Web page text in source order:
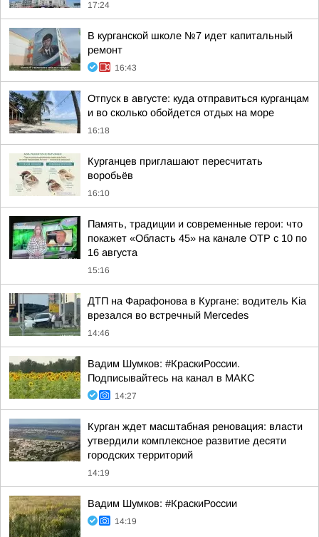
17:24
В курганской школе №7 идет капитальный
ремонт
16:43
Отпуск в августе: куда отправиться курганцам
и во сколько обойдется отдых на море
16:18
Курганцев приглашают пересчитать
воробьёв
16:10
Память, традиции и современные герои: что
покажет «Область 45» на канале ОТР с 10 по
16 августа
15:16
ДТП на Фарафонова в Кургане: водитель Kia
врезался во встречный Mercedes
14:46
Вадим Шумков: #КраскиРоссии.
Подписывайтесь на канал в МАКС
14:27
Курган ждет масштабная реновация: власти
утвердили комплексное развитие десяти
городских территорий
14:19
Вадим Шумков: #КраскиРоссии
14:19